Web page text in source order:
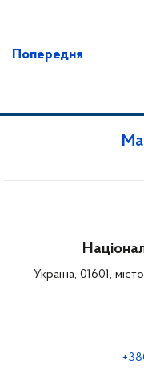
Попередня
Україна, 01601,